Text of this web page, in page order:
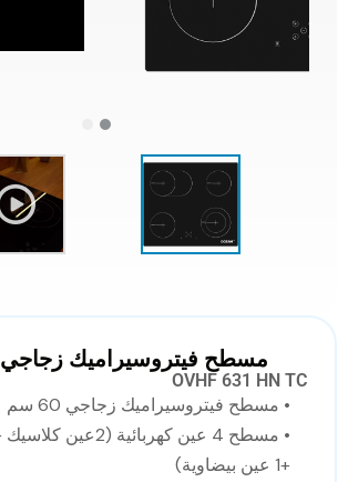
مسطح فيتروسيراميك زجاجي 60 سم
OVHF 631 HN TC
• مسطح فيتروسيراميك زجاجي 60 سم
+1 عين بيضاوية)